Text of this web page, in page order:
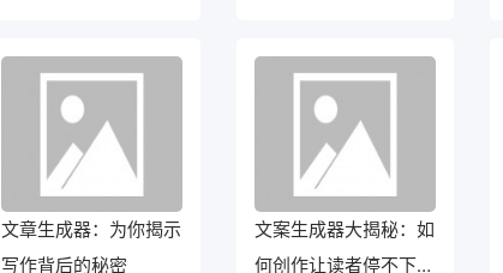
文章生成器：为你揭示
写作背后的秘密
文案生成器大揭秘：如
何创作让读者停不下来